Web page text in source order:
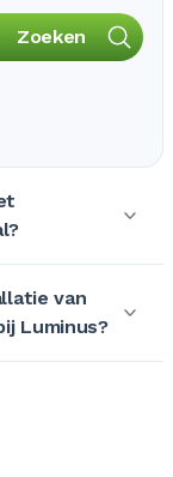
Zoeken
van
Luminus?